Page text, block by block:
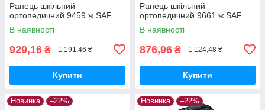
Ранець шкільний
ортопедичний 9459 ж SAF
В наявності
929,16 ₴ 1 191,46 ₴
Купити
Ранець шкільний
ортопедичний 9661 ж SAF
В наявності
876,96 ₴ 1 124,48 ₴
Купити
Новинка –22% Новинка –22%